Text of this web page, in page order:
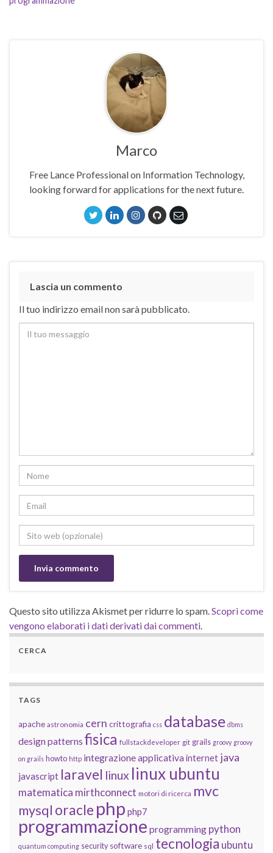
Marco
Free Lance Professional on Information Technology,
looking forward for applications for the next future.
Lascia un commento
Il tuo indirizzo email non sarà pubblicato.
Questo sito utilizza Akismet per ridurre lo spam.Scopri come
vengono elaborati i dati derivati dai commenti.
CERCA
TAGS
apache astronomia cern crittografia css database dbms
design patterns fisica fullstackdeveloper git grails groovy groovy
on grails howto http integrazione applicativainternet java
javascript laravel linux linux ubuntu
matematica mirthconnect motori di ricerca mvc
mysql oracle php php7
programmazione programming python
quantum computing security software sql tecnologia ubuntu